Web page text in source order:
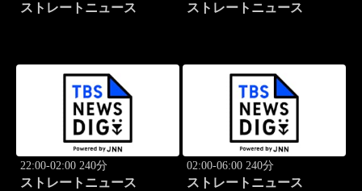
ストレートニュース ストレートニュース
22:00-02:00 240分
ストレートニュース
02:00-06:00 240分
ストレートニュース